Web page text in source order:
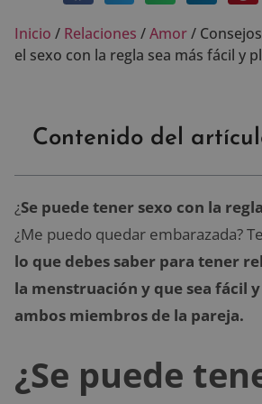
Inicio / Relaciones /Amor/
el sexo con la regla sea más fácil y
Contenido del
¿Se puede tener sexo con la
¿Me puedo quedar embarazada?
lo que debes saber para tener
la menstruación y que sea fácil
ambos miembros de la pareja.
¿Se puede